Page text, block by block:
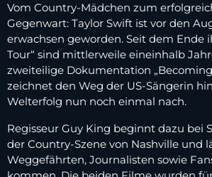
Vom Country-Mädchen zum
Gegenwart: Taylor Swift ist vor den
erwachsen geworden. Seit dem Ende
Tour“ sind mittlerweile eineinhalb
zweiteilige Dokumentation „Becoming
zeichnet den Weg der US-Sängerin
Welterfolg nun noch einmal nach.
Regisseur Guy King beginnt dazu bei
der Country-Szene von Nashville und
Weggefährten, Journalisten sowie